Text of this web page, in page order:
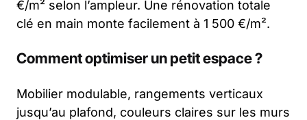
€/m² selon l’ampleur. Une rénovation totale
clé en main monte facilement à 1 500 €/m².
Comment optimiser un petit espace ?
Mobilier modulable, rangements verticaux
jusqu’au plafond, couleurs claires sur les murs